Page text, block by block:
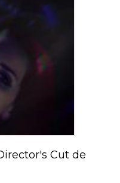
Cut de